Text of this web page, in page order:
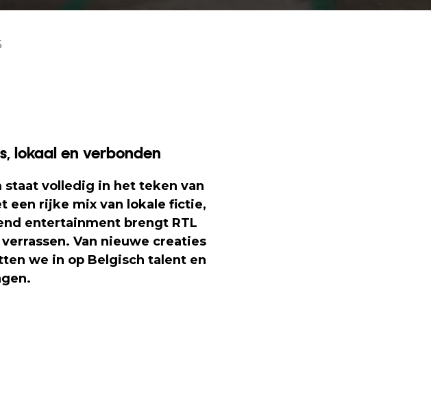
lokaal en verbonden
staat volledig in het teken van
een rijke mix van lokale fictie,
entertainment brengt RTL
Van nieuwe creaties
we in op Belgisch talent en